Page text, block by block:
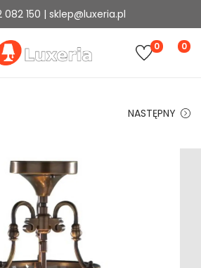
082 150 | sklep@luxeria.pl
0 0
NASTĘPNY